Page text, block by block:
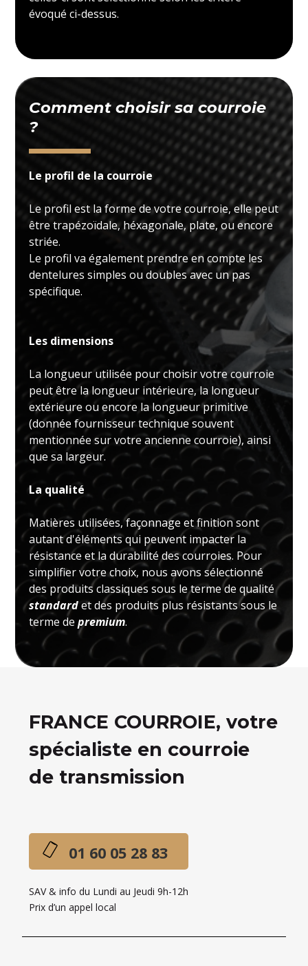
évoqué ci-dessus.
Comment choisir sa courroie
?
Le profil de la courroie
Le profil est la forme de votre courroie, elle peut
être trapézoïdale, héxagonale, plate, ou encore
striée.
Le profil va également prendre en compte les
dentelures simples ou doubles avec un pas
spécifique.
Les dimensions
La longueur utilisée pour choisir votre courroie
peut être la longueur intérieure, la longueur
extérieure ou encore la longueur primitive
(donnée fournisseur technique souvent
mentionnée sur votre ancienne courroie), ainsi
que sa largeur.
La qualité
Matières utilisées, façonnage et finition sont
autant d'éléments qui peuvent impacter la
résistance et la durabilité des courroies. Pour
simplifier votre choix, nous avons sélectionné
des produits classiques sous le terme de qualité
standardet des produits plus résistants sous le
terme depremium.
FRANCE COURROIE, votre
spécialiste en courroie
de transmission
01 60 05 28 83
SAV & info du Lundi au Jeudi 9h-12h
Prix d’un appel local